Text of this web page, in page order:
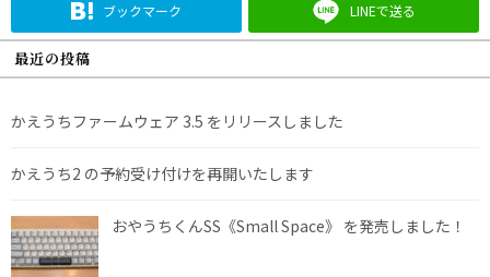
ブックマーク LINEで送る
最近の投稿
かえうちファームウェア 3.5 をリリースしました
かえうち2 の予約受け付けを再開いたします
おやうちくんSS《Small Space》 を発売しました！